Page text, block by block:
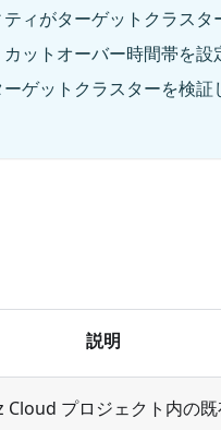
ィがターゲットクラス
ットオーバー時間帯を
ゲットクラスターを検
説明
Cloud プロジェクト内の既